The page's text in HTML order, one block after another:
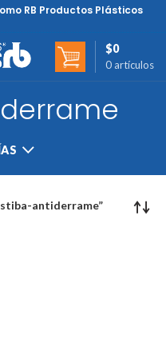
RB Productos Plásticos
0 artículos
$0
antiderrame”